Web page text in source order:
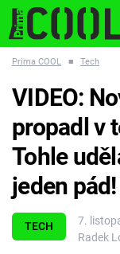
ESCAPE PLNEJ
Témata
Prima COOL ■ Tech
TECH
7.
Radek
VIDEO:
propadl v
Tohle
jeden pád!